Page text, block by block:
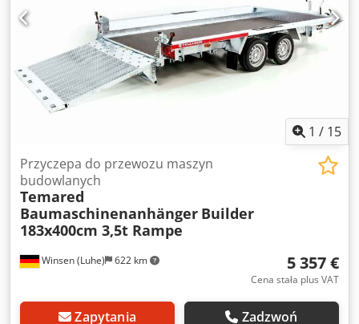
1 / 15
Winsen (Luhe) 622 km
Przyczepa do przewozu maszyn
budowlanych
Temared
Baumaschinenanhänger Builder
183x400cm 3,5t Rampe
5 357 €
Cena stała plus VAT
Zapytania Zadzwoń